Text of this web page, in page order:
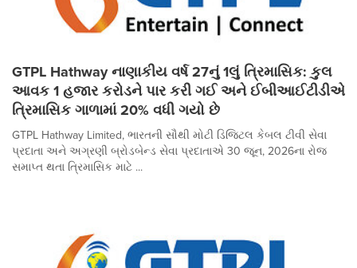
GTPL Hathway નાણાકીય વર્ષ 27નું 1લું ત્રિમાસિક: કુલ
આવક 1 હજાર કરોડને પાર કરી ગઈ અને ઈબીઆઈટીડીએ
ત્રિમાસિક ગાળામાં 20% વધી ગયો છે
GTPL Hathway Limited, ભારતની સૌથી મોટી ડિજિટલ કેબલ ટીવી સેવા
પ્રદાતા અને અગ્રણી બ્રોડબેન્ડ સેવા પ્રદાતાએ 30 જૂન, 2026ના રોજ
સમાપ્ત થતા ત્રિમાસિક માટે ...